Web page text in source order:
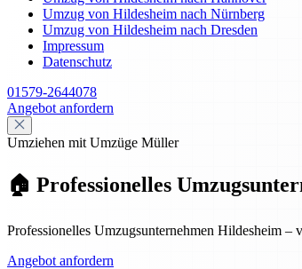
Umzug von Hildesheim nach Nürnberg
Umzug von Hildesheim nach Dresden
Impressum
Datenschutz
01579-2644078
Angebot anfordern
Umziehen mit Umzüge Müller
🏠 Professionelles
Professionelles Umzugsunternehmen Hildesheim
Angebot anfordern